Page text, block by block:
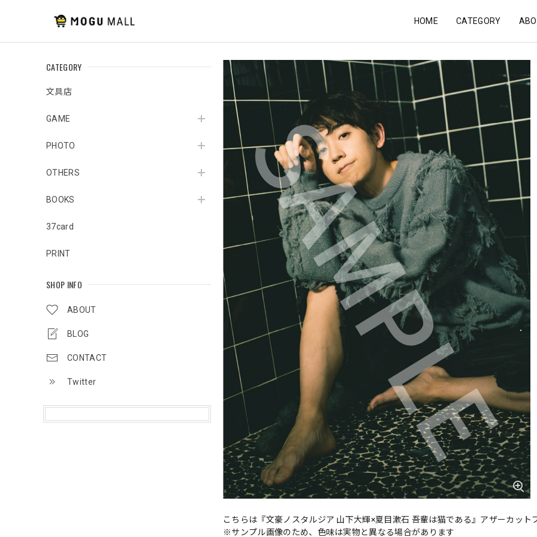
HOME CATEGORY
CATEGORY
文具店
GAME
PHOTO
OTHERS
BOOKS
37card
PRINT
SHOP INFO
ABOUT
BLOG
CONTACT
Twitter
こちらは『文豪ノスタルジア 山下大輝×夏目漱石 吾輩は猫である』アザーカット
※サンプル画像のため、色味は実物と異なる場合があります